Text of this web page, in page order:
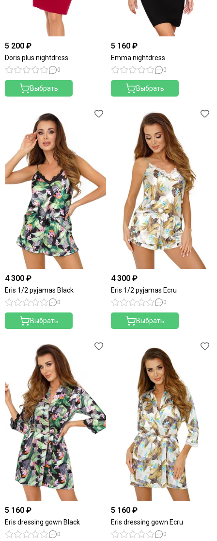
5 200 ₽
Doris plus nightdress
0
Выбрать
5 160 ₽
Emma nightdress
0
Выбрать
4 300 ₽
Eris 1/2 pyjamas Black
0
Выбрать
4 300 ₽
Eris 1/2 pyjamas Ecru
0
Выбрать
5 160 ₽
Eris dressing gown Black
0
5 160 ₽
Eris dressing gown Ecru
0